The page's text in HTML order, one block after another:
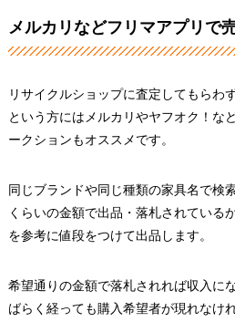
メルカリなどフリマアプリで
リサイクルショップに査定してもらわ
という方にはメルカリやヤフオク！な
ークションもオススメです。
同じブランドや同じ種類の家具名で検
くらいの金額で出品・落札されている
を参考に値段をつけて出品します。
希望通りの金額で落札されれば収入に
ばらく経っても購入希望者が現れなけ